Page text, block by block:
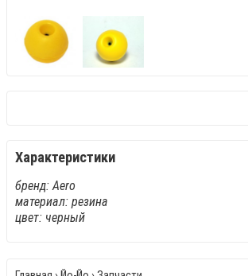
Характеристики
бренд: Aero
материал: резина
цвет: черный